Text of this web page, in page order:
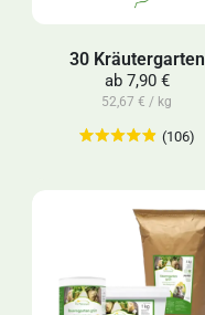
30 Kräutergarten
ab7,90 €
52,67 € / kg
(106)